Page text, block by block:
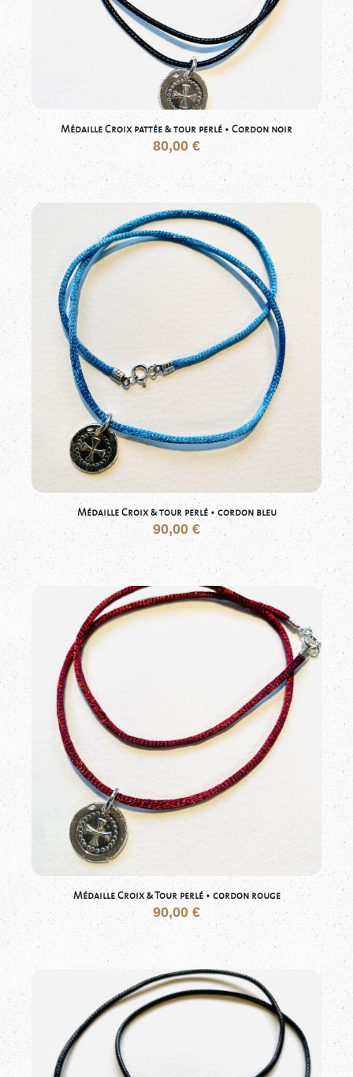
Médaille Croix pattée & tour perlé • Cordon noir
80,00 €
Médaille Croix & tour perlé • cordon bleu
90,00€
Médaille Croix & Tour perlé • cordon rouge
90,00€